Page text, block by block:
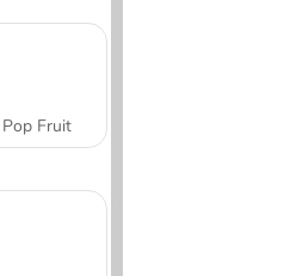
Pop Fruit